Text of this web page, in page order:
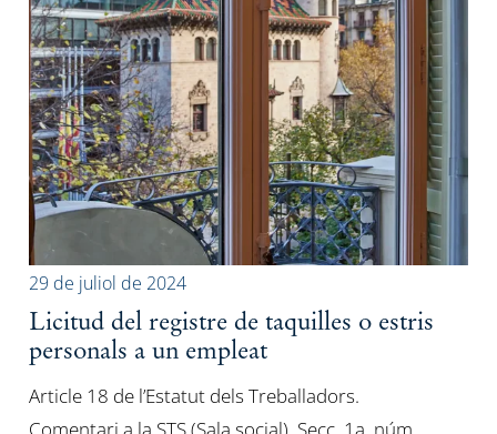
29 de juliol de 2024
Licitud del registre de taquilles o estris
personals a un empleat
Article 18 de l’Estatut dels Treballadors.